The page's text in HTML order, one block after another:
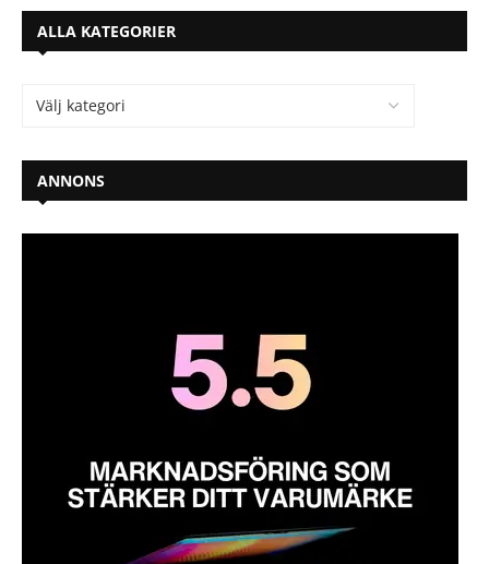
ALLA KATEGORIER
ANNONS